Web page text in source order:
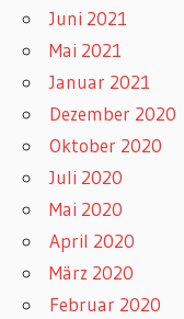
Juni 2021
Mai 2021
Januar 2021
Dezember 2020
Oktober 2020
Juli 2020
Mai 2020
April 2020
März 2020
Februar 2020